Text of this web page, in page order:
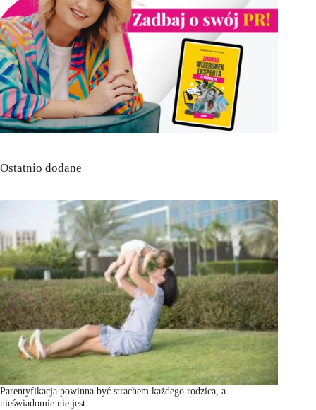
Ostatnio dodane
Parentyfikacja powinna być strachem każdego rodzica, a
nieświadomie nie jest.